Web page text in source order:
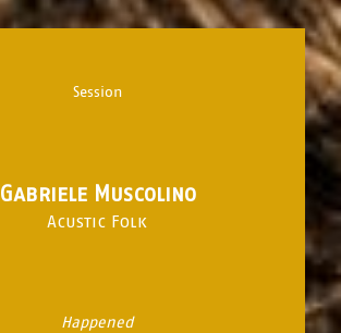
Session
Gabriele Muscolino
Acustic Folk
Happened